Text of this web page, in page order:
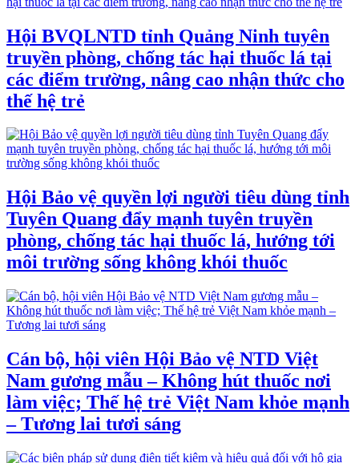
Hội BVQLNTD tỉnh Quảng Ninh tuyên
truyền phòng, chống tác hại thuốc lá tại
các điểm trường, nâng cao nhận thức cho
thế hệ trẻ
Hội Bảo vệ quyền lợi người tiêu dùng tỉnh
Tuyên Quang đẩy mạnh tuyên truyền
phòng, chống tác hại thuốc lá, hướng tới
môi trường sống không khói thuốc
Cán bộ, hội viên Hội Bảo vệ NTD Việt
Nam gương mẫu – Không hút thuốc nơi
làm việc; Thế hệ trẻ Việt Nam khỏe mạnh
– Tương lai tươi sáng